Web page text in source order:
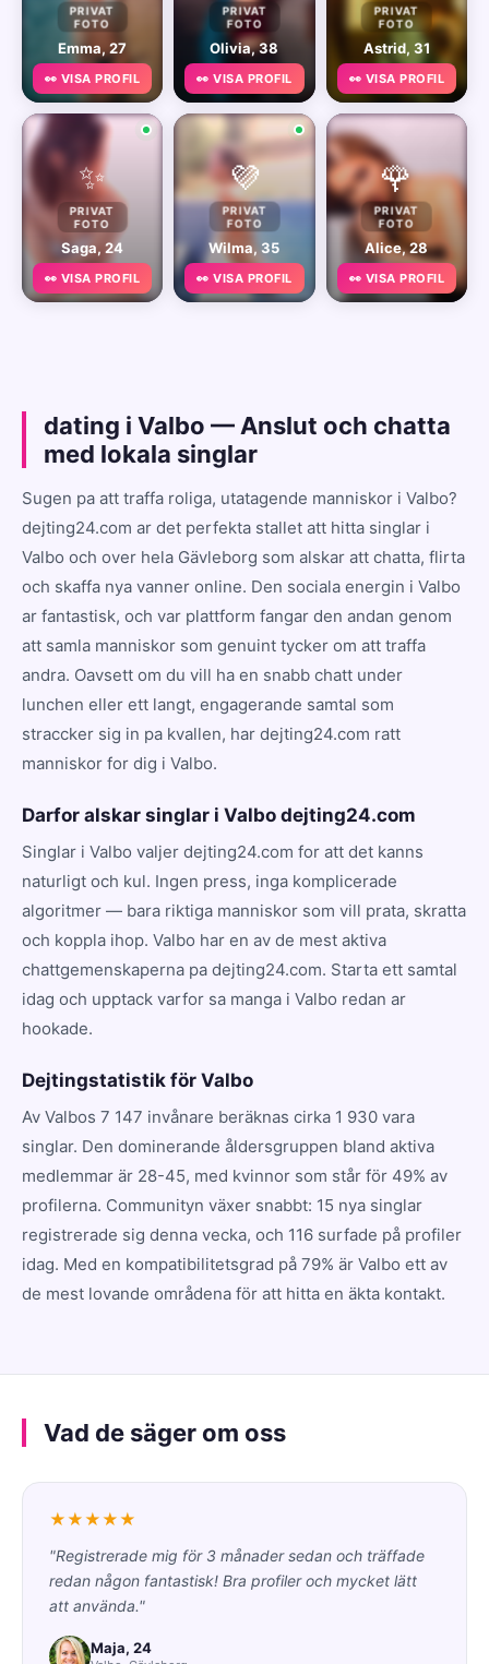
PRIVAT
FOTO
Emma, 27
👀 VISA PROFIL
PRIVAT
FOTO
Olivia, 38
👀 VISA PROFIL
PRIVAT
FOTO
Astrid, 31
👀 VISA PROFIL
✨
PRIVAT
FOTO
Saga, 24
👀 VISA PROFIL
💜
PRIVAT
FOTO
Wilma, 35
👀 VISA PROFIL
🌹
PRIVAT
FOTO
Alice, 28
👀 VISA PROFIL
dating i Valbo — Anslut och chatta
med lokala singlar
Sugen pa att traffa roliga, utatagende manniskor i Valbo?
dejting24.com ar det perfekta stallet att hitta singlar i
Valbo och over hela Gävleborg som alskar att chatta, flirta
och skaffa nya vanner online. Den sociala energin i Valbo
ar fantastisk, och var plattform fangar den andan genom
att samla manniskor som genuint tycker om att traffa
andra. Oavsett om du vill ha en snabb chatt under
lunchen eller ett langt, engagerande samtal som
straccker sig in pa kvallen, har dejting24.com ratt
manniskor for dig i Valbo.
Darfor alskar singlar i Valbo dejting24.com
Singlar i Valbo valjer dejting24.com for att det kanns
naturligt och kul. Ingen press, inga komplicerade
algoritmer — bara riktiga manniskor som vill prata, skratta
och koppla ihop. Valbo har en av de mest aktiva
chattgemenskaperna pa dejting24.com. Starta ett samtal
idag och upptack varfor sa manga i Valbo redan ar
hookade.
Dejtingstatistik för Valbo
Av Valbos 7 147 invånare beräknas cirka 1 930 vara
singlar. Den dominerande åldersgruppen bland aktiva
medlemmar är 28-45, med kvinnor som står för 49% av
profilerna. Communityn växer snabbt: 15 nya singlar
registrerade sig denna vecka, och 116 surfade på profiler
idag. Med en kompatibilitetsgrad på 79% är Valbo ett av
de mest lovande områdena för att hitta en äkta kontakt.
Vad de säger om oss
★★★★★
"Registrerade mig för 3 månader sedan och träffade
redan någon fantastisk! Bra profiler och mycket lätt
att använda."
Maja, 24